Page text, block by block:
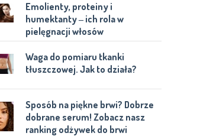
Emolienty, proteiny i
humektanty ‒ ich rola w
pielęgnacji włosów
Waga do pomiaru tkanki
tłuszczowej. Jak to działa?
Sposób na piękne brwi? Dobrze
dobrane serum! Zobacz nasz
ranking odżywek do brwi